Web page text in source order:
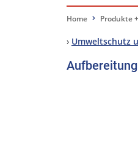
Home Produkte
› Umweltschutz